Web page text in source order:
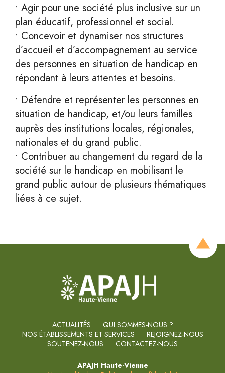
• Agir pour une société plus inclusive sur un
plan éducatif, professionnel et social.
• Concevoir et dynamiser nos structures
d’accueil et d’accompagnement au service
des personnes en situation de handicap en
répondant à leurs attentes et besoins.
• Défendre et représenter les personnes en
situation de handicap, et/ou leurs familles
auprès des institutions locales, régionales,
nationales et du grand public.
• Contribuer au changement du regard de la
société sur le handicap en mobilisant le
grand public autour de plusieurs thématiques
liées à ce sujet.
ACTUALITÉS
QUI SOMMES-NOUS ?
NOS ÉTABLISSEMENTS ET SERVICES
REJOIGNEZ-NOUS
SOUTENEZ-NOUS
CONTACTEZ-NOUS
APAJH Haute-Vienne